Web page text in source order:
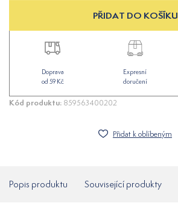
PŘIDAT DO KOŠÍKU
Doprava
od 59 Kč
Expresní
doručení
Kód produktu: 859563400202
Přidat k oblíbeným
Popis produktu Související produkty